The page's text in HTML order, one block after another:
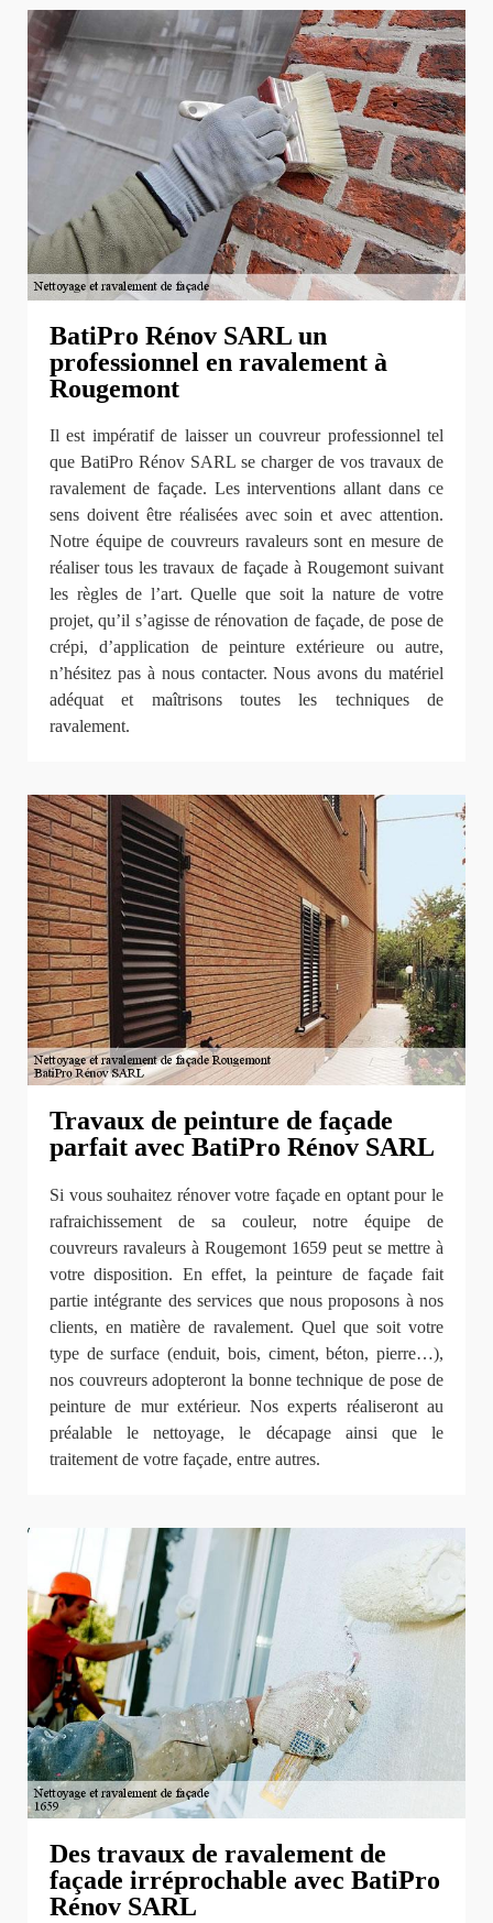
BatiPro Rénov SARL un
professionnel en ravalement à
Rougemont
Il est impératif de laisser un couvreur professionnel tel
que BatiPro Rénov SARL se charger de vos travaux de
ravalement de façade. Les interventions allant dans ce
sens doivent être réalisées avec soin et avec attention.
Notre équipe de couvreurs ravaleurs sont en mesure de
réaliser tous les travaux de façade à Rougemont suivant
les règles de l’art. Quelle que soit la nature de votre
projet, qu’il s’agisse de rénovation de façade, de pose de
crépi, d’application de peinture extérieure ou autre,
n’hésitez pas à nous contacter. Nous avons du matériel
adéquat et maîtrisons toutes les techniques de
ravalement.
Travaux de peinture de façade
parfait avec BatiPro Rénov SARL
Si vous souhaitez rénover votre façade en optant pour le
rafraichissement de sa couleur, notre équipe de
couvreurs ravaleurs à Rougemont 1659 peut se mettre à
votre disposition. En effet, la peinture de façade fait
partie intégrante des services que nous proposons à nos
clients, en matière de ravalement. Quel que soit votre
type de surface (enduit, bois, ciment, béton, pierre…),
nos couvreurs adopteront la bonne technique de pose de
peinture de mur extérieur. Nos experts réaliseront au
préalable le nettoyage, le décapage ainsi que le
traitement de votre façade, entre autres.
Des travaux de ravalement de
façade irréprochable avec BatiPro
Rénov SARL